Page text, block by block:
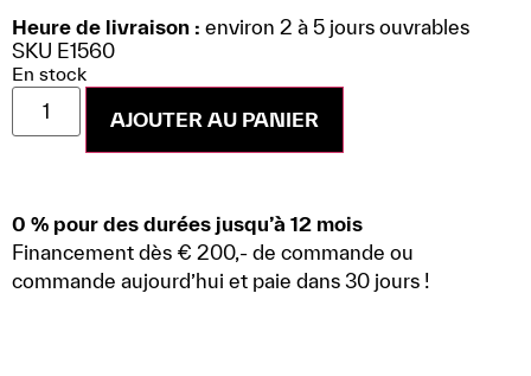
Heure de livraison : environ 2 à 5 jours ouvrables
SKU E1560
En stock
AJOUTER AU PANIER
0 % pour des durées jusqu’à 12 mois
Financement dès € 200,- de commande ou
commande aujourd’hui et paie dans 30 jours !